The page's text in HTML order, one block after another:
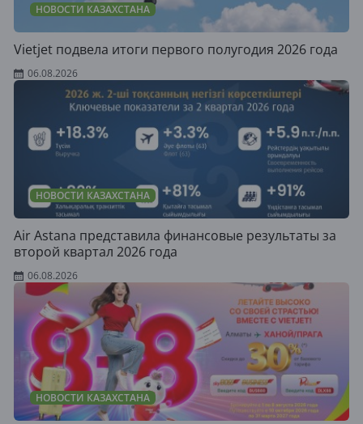
НОВОСТИ КАЗАХСТАНА
Vietjet подвела итоги первого полугодия 2026 года
06.08.2026
НОВОСТИ КАЗАХСТАНА
Air Astana представила финансовые результаты за
второй квартал 2026 года
06.08.2026
НОВОСТИ КАЗАХСТАНА